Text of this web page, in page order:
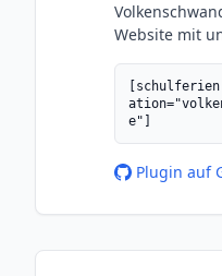
Website mit
e"]
Plugin auf